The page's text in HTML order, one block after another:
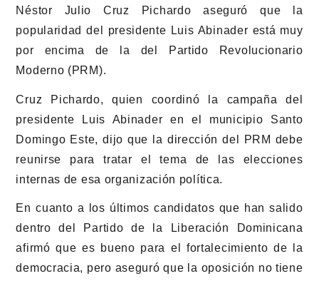
Néstor Julio Cruz Pichardo aseguró que la
popularidad del presidente Luis Abinader está muy
por encima de la del Partido Revolucionario
Moderno (PRM).
Cruz Pichardo, quien coordinó la campaña del
presidente Luis Abinader en el municipio Santo
Domingo Este, dijo que la dirección del PRM debe
reunirse para tratar el tema de las elecciones
internas de esa organización política.
En cuanto a los últimos candidatos que han salido
dentro del Partido de la Liberación Dominicana
afirmó que es bueno para el fortalecimiento de la
democracia, pero aseguró que la oposición no tiene